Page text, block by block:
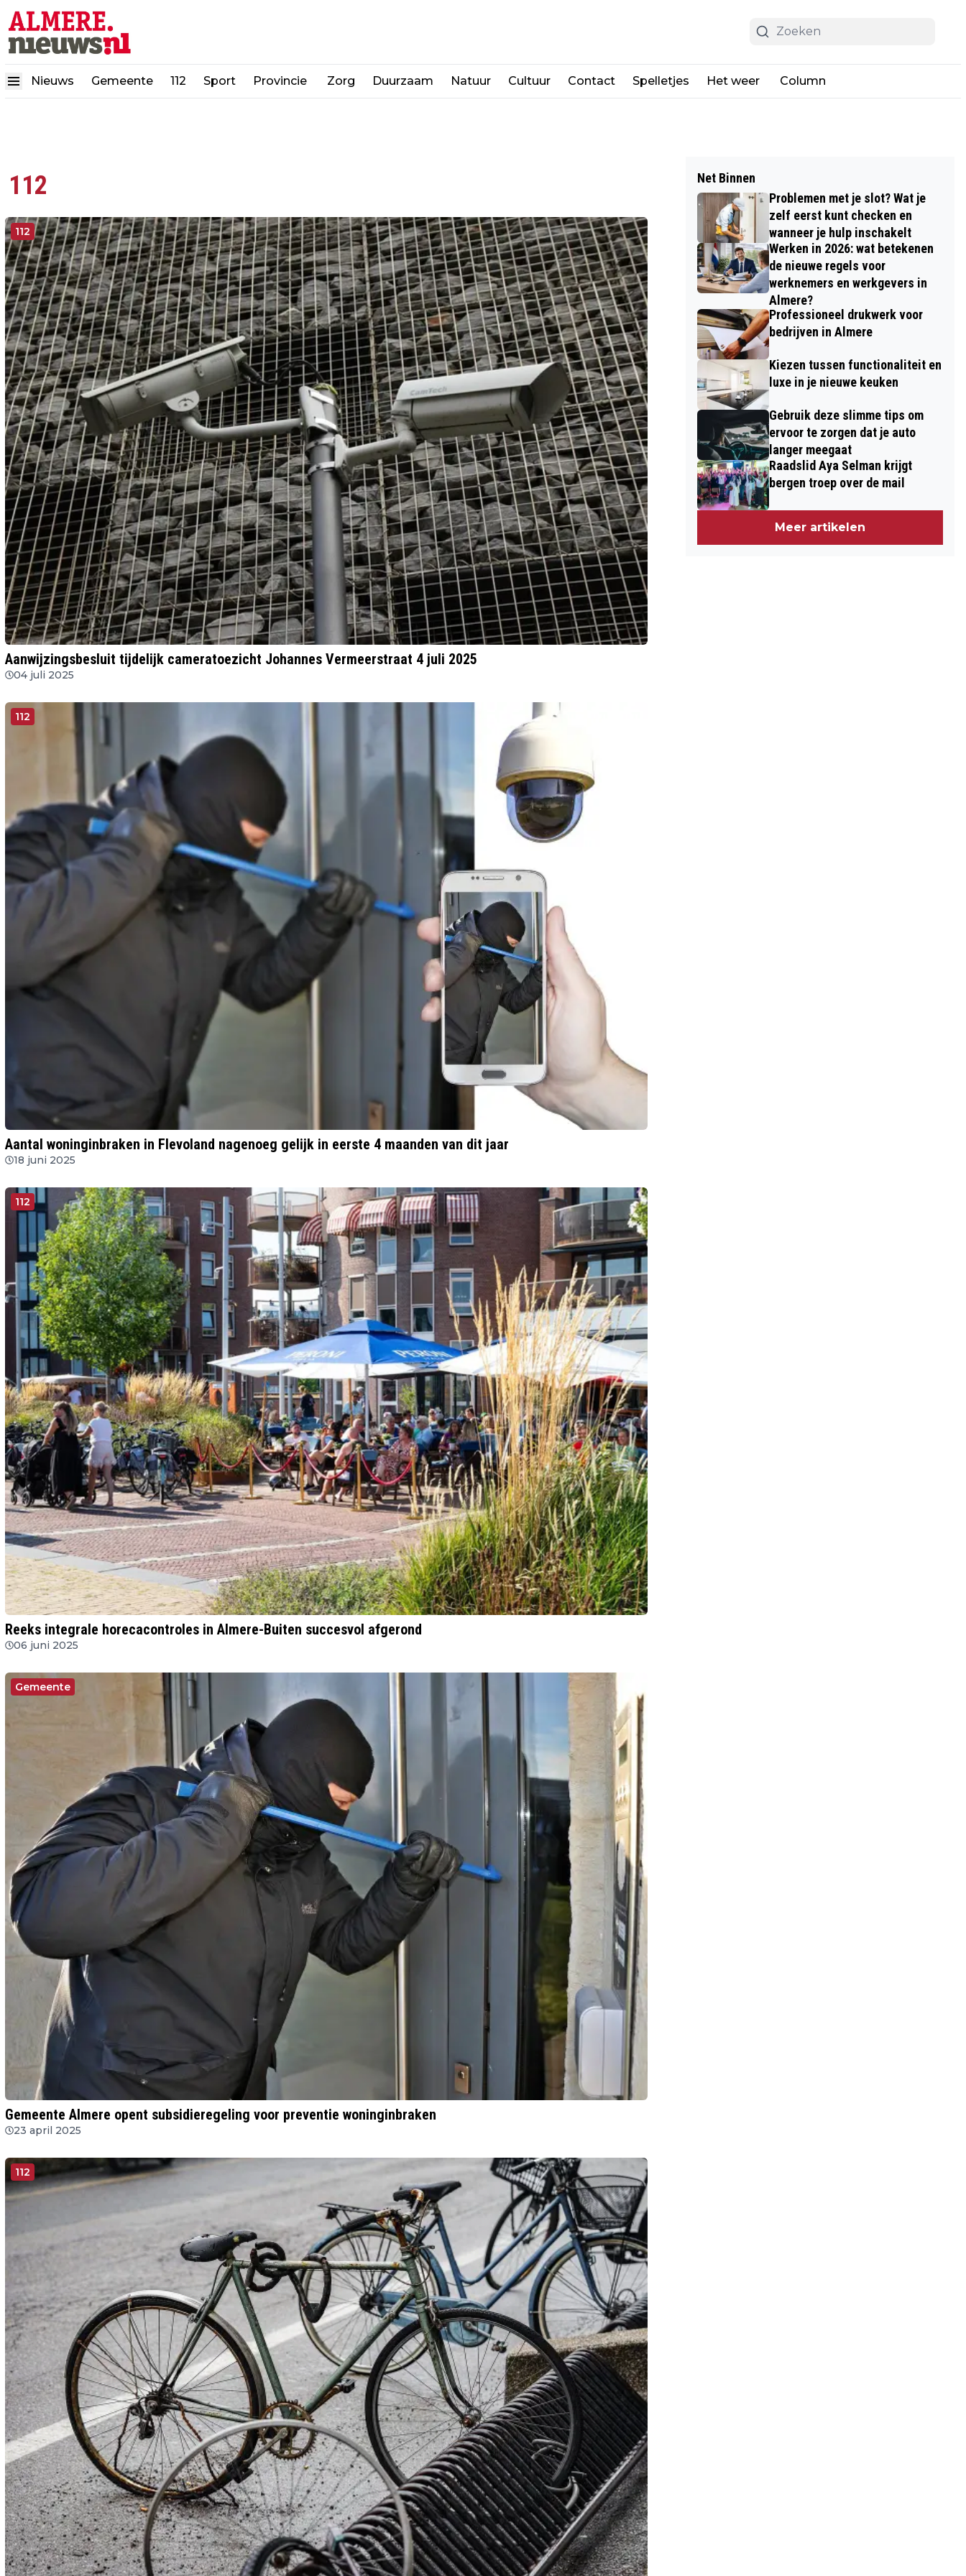
Nieuws Gemeente 112 Sport Provincie Zorg Duurzaam Natuur Cultuur Contact Spelletjes Het weer Column
112
112
Aanwijzingsbesluit tijdelijk cameratoezicht Johannes Vermeerstraat 4 juli 2025
04 juli 2025
112
Aantal woninginbraken in Flevoland nagenoeg gelijk in eerste 4 maanden van dit jaar
18 juni 2025
112
Reeks integrale horecacontroles in Almere-Buiten succesvol afgerond
06 juni 2025
Gemeente
Gemeente Almere opent subsidieregeling voor preventie woninginbraken
23 april 2025
112
Net Binnen
Problemen met je slot? Wat je
zelf eerst kunt checken en
wanneer je hulp inschakelt
Werken in 2026: wat betekenen
de nieuwe regels voor
werknemers en werkgevers in
Almere?
Professioneel drukwerk voor
bedrijven in Almere
Kiezen tussen functionaliteit en
luxe in je nieuwe keuken
Gebruik deze slimme tips om
ervoor te zorgen dat je auto
langer meegaat
Raadslid Aya Selman krijgt
bergen troep over de mail
Meer artikelen